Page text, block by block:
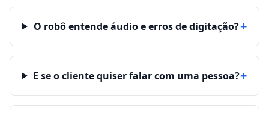
O robô entende áudio e erros de digitação?+
E se o cliente quiser falar com uma pessoa?+